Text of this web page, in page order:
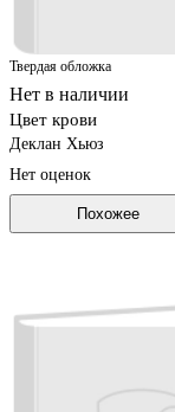
Твердая обложка
Нет в наличии
Цвет крови
Деклан Хьюз
Нет оценок
Похожее